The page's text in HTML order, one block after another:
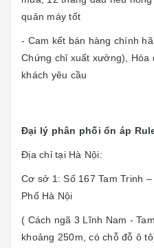
quản máy tốt
- Cam kết bán hàng chính
Chứng chỉ xuất xưởng), Hóa
khách yêu cầu
Đại lý phân phối ổn áp
Địa chỉ tại Hà Nội:
Cơ sở 1: Số 167 Tam Trinh
Phố Hà Nội
( Cách ngã 3 Lĩnh Nam -
khoảng 250m, có chỗ đỗ ô